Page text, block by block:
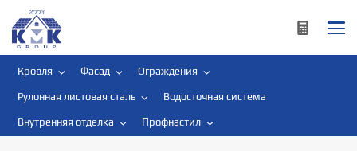
Кровля Фасад Ограждения
Рулонная листовая сталь Водосточная система
Внутренняя отделка Профнастил